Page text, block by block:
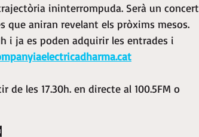
ininterrompuda. Serà un concert
que aniran revelant els pròxims mesos.
i ja es poden adquirir les entrades i
les 17.30h. en directe al 100.5FM o